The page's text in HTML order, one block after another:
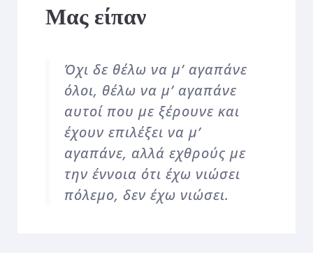
Μας είπαν
Όχι δε θέλω να μ’ αγαπάνε
όλοι, θέλω να μ’ αγαπάνε
αυτοί που με ξέρουνε και
έχουν επιλέξει να μ’
αγαπάνε, αλλά εχθρούς με
την έννοια ότι έχω νιώσει
πόλεμο, δεν έχω νιώσει.